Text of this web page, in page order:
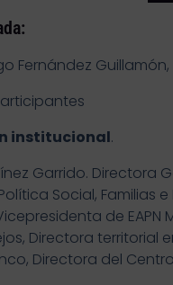
Fernández Guillamón,
institucional.
Garrido. Directora
Social, Familias
de EAPN
Directora territorial
Directora del